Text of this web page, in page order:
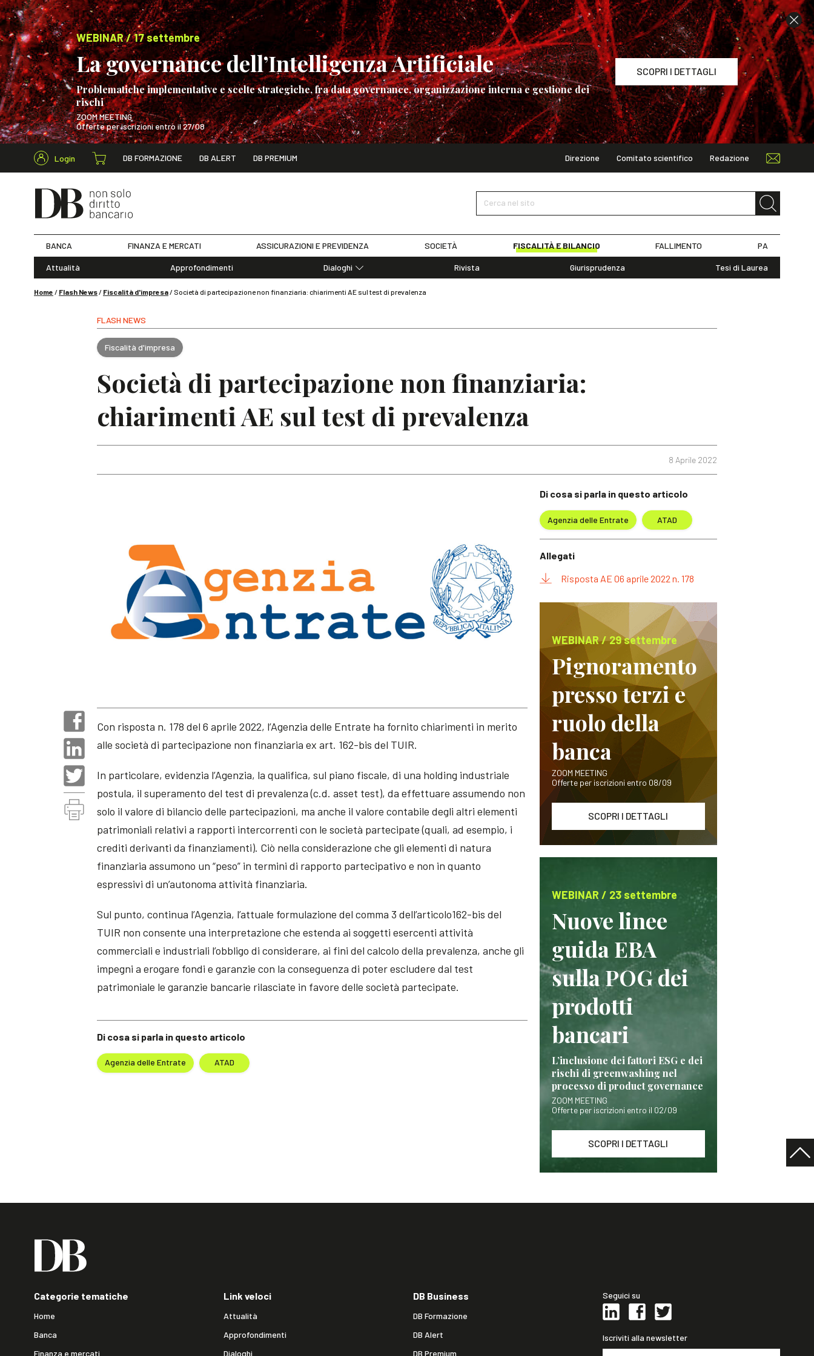
WEBINAR / 17 settembre
La governance dell’Intelligenza Artificiale
Problematiche implementative e scelte strategiche, fra data governance, organizzazione interna e gestione dei
rischi
ZOOM MEETING
Offerte per iscrizioni entro il 27/08
SCOPRI I DETTAGLI
WEBINAR / 17 settembre
Login DB FORMAZIONE DB ALERT DB PREMIUM Direzione Comitato scientifico Redazione
Cerca nel sito
Cerca nel sito
BANCA FINANZA E MERCATI ASSICURAZIONI E PREVIDENZA SOCIETÀ FISCALITÀ E BILANCIO FALLIMENTO PA
Attualità Approfondimenti
Dialoghi
Rivista Giurisprudenza Tesi di Laurea
Home / Flash News/ Fiscalità d'impresa/ Società di partecipazione non finanziaria: chiarimenti AE sul test di prevalenza
FLASH NEWS
Fiscalità d'impresa
Società di partecipazione non finanziaria:
chiarimenti AE sul test di prevalenza
8 Aprile 2022
Di cosa si parla in questo articolo
Agenzia delle Entrate ATAD
Con risposta n. 178 del 6 aprile 2022, l’Agenzia delle Entrate ha fornito chiarimenti in merito
alle società di partecipazione non finanziaria ex art. 162-bis del TUIR.
In particolare, evidenzia l’Agenzia, la qualifica, sul piano fiscale, di una holding industriale
postula, il superamento del test di prevalenza (c.d. asset test), da effettuare assumendo non
solo il valore di bilancio delle partecipazioni, ma anche il valore contabile degli altri elementi
patrimoniali relativi a rapporti intercorrenti con le società partecipate (quali, ad esempio, i
crediti derivanti da finanziamenti). Ciò nella considerazione che gli elementi di natura
finanziaria assumono un “peso” in termini di rapporto partecipativo e non in quanto
espressivi di un’autonoma attività finanziaria.
Sul punto, continua l’Agenzia, l’attuale formulazione del comma 3 dell’articolo162-bis del
TUIR non consente una interpretazione che estenda ai soggetti esercenti attività
commerciali e industriali l’obbligo di considerare, ai fini del calcolo della prevalenza, anche gli
impegni a erogare fondi e garanzie con la conseguenza di poter escludere dal test
patrimoniale le garanzie bancarie rilasciate in favore delle società partecipate.
Di cosa si parla in questo articolo
Agenzia delle Entrate ATAD
Allegati
Risposta AE 06 aprile 2022 n. 178
WEBINAR / 29 settembre
Pignoramento
presso terzi e
ruolo della
banca
ZOOM MEETING
Offerte per iscrizioni entro 08/09
SCOPRI I DETTAGLI
WEBINAR / 23 settembre
Nuove linee
guida EBA
sulla POG dei
prodotti
bancari
L’inclusione dei fattori ESG e dei
rischi di greenwashing nel
processo di product governance
ZOOM MEETING
Offerte per iscrizioni entro il 02/09
SCOPRI I DETTAGLI
Categorie tematiche
Home
Banca
Finanza e mercati
Link veloci
Attualità
Approfondimenti
Dialoghi
DB Business
DB Formazione
DB Alert
DB Premium
Seguici su
Iscriviti alla newsletter